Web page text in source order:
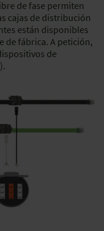
de fase permiten
cajas de distribución
están disponibles
de fábrica. A petición,
de